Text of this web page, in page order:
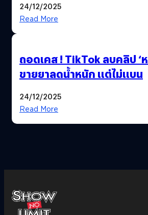
24/12/2025
Read More
ถอดเคส ! TikTok ลบคลิป ‘
ขายยาลดน้ำหนัก แต่ไม่แบน
24/12/2025
Read More